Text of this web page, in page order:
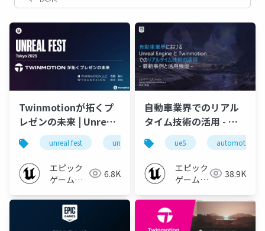
Twinmotionが拓くプ
レゼンの未来 | Unreal
Fest Tokyo 2025
unreal fest unreal fest tokyo 2025
エピック
ゲームズ
6.8K
自動車業界でのリアル
タイム技術の活用 - 最
新事例と活用機能 -
ue5 automotive
エピック
ゲームズ
38.9K